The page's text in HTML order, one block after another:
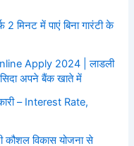
मिनट में पाएं बिना गारंटी के
Apply 2024 | लाडली
सिदा अपने बैंक खाते में
– Interest Rate,
विकास योजना से